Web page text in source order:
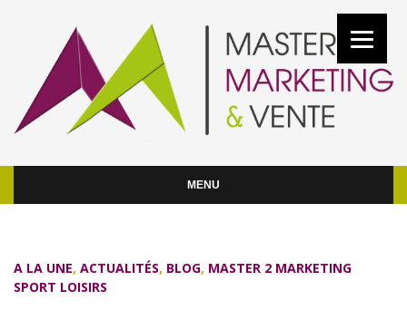
MENU
A LA UNE, ACTUALITÉS, BLOG, MASTER 2 MARKETING
SPORT LOISIRS